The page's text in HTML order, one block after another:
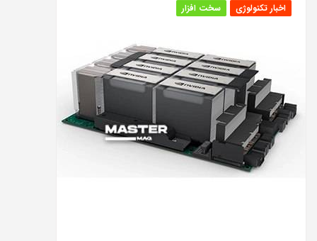
اخبار تکنولوژی سخت افزار